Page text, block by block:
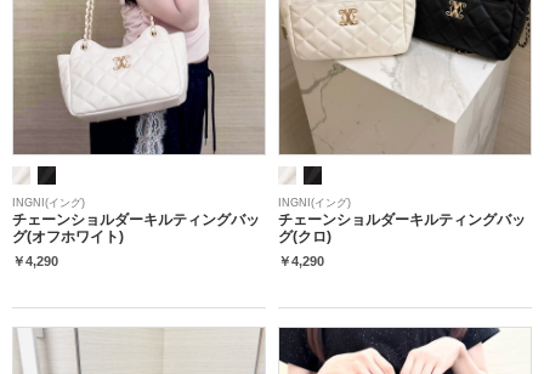
INGNI(イング)
チェーンショルダーキルティングバッ
グ(オフホワイト)
￥4,290
INGNI(イング)
チェーンショルダーキルティングバッ
グ(クロ)
￥4,290